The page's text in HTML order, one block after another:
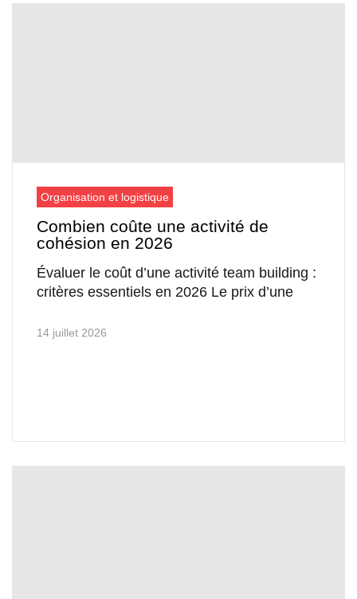
Organisation et logistique
Combien coûte une activité de
cohésion en 2026
Évaluer le coût d’une activité team building :
critères essentiels en 2026 Le prix d’une
14 juillet 2026